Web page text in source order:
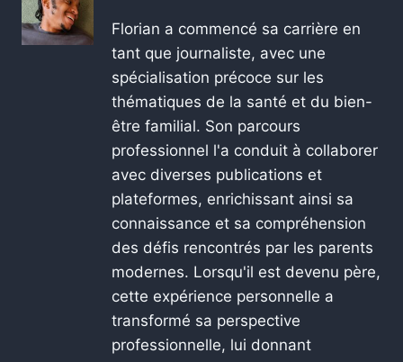
Florian a commencé sa carrière en
tant que journaliste, avec une
spécialisation précoce sur les
thématiques de la santé et du bien-
être familial. Son parcours
professionnel l'a conduit à collaborer
avec diverses publications et
plateformes, enrichissant ainsi sa
connaissance et sa compréhension
des défis rencontrés par les parents
modernes. Lorsqu'il est devenu père,
cette expérience personnelle a
transformé sa perspective
professionnelle, lui donnant